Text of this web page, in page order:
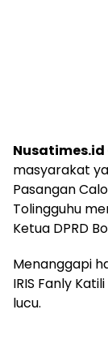
Nusatimes.id
masyarakat
Pasangan
Tolingguhu
Ketua DPRD
Menanggapi
IRIS Fanly
lucu.